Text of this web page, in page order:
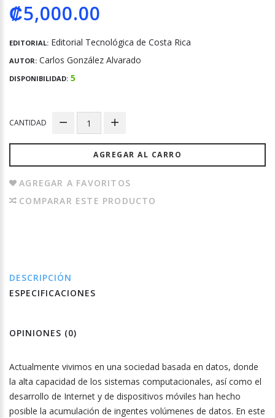
₡5,000.00
EDITORIAL: Editorial Tecnológica de Costa Rica
AUTOR: Carlos González Alvarado
DISPONIBILIDAD: 5
CANTIDAD
AGREGAR AL CARRO
AGREGAR A FAVORITOS
COMPARAR ESTE PRODUCTO
DESCRIPCIÓN
ESPECIFICACIONES
OPINIONES (0)
Actualmente vivimos en una sociedad basada en datos, donde
la alta capacidad de los sistemas computacionales, así como el
desarrollo de Internet y de dispositivos móviles han hecho
posible la acumulación de ingentes volúmenes de datos. En este